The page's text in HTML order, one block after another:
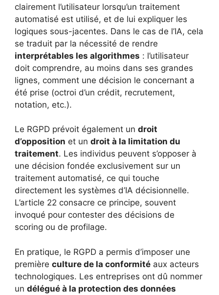
clairement l’utilisateur lorsqu’un traitement
automatisé est utilisé, et de lui expliquer les
logiques sous-jacentes. Dans le cas de l’IA, cela
se traduit par la nécessité de rendre
interprétables les algorithmes : l’utilisateur
doit comprendre, au moins dans ses grandes
lignes, comment une décision le concernant a
été prise (octroi d’un crédit, recrutement,
notation, etc.).
Le RGPD prévoit également un droit
d’opposition et un droit à la limitation du
traitement. Les individus peuvent s’opposer à
une décision fondée exclusivement sur un
traitement automatisé, ce qui touche
directement les systèmes d’IA décisionnelle.
L’article 22 consacre ce principe, souvent
invoqué pour contester des décisions de
scoring ou de profilage.
En pratique, le RGPD a permis d’imposer une
première culture de la conformité aux acteurs
technologiques. Les entreprises ont dû nommer
un délégué à la protection des données